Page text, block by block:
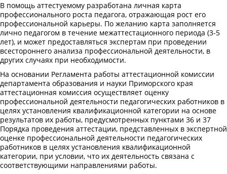
В помощь аттестуемому разработана личная карта
профессионального роста педагога, отражающая рост его
профессиональной карьеры. По желанию карта заполняется
лично педагогом в течение межаттестационного периода (3-5
лет), и может предоставляться экспертам при проведении
всестороннего анализа профессиональной деятельности, в
других случаях при необходимости.
На основании Регламента работы аттестационной комиссии
департамента образования и науки Приморского края
аттестационная комиссия осуществляет оценку
профессиональной деятельности педагогических работников в
целях установления квалификационной категории на основе
результатов их работы, предусмотренных пунктами 36 и 37
Порядка проведения аттестации, представленных в экспертной
оценке профессиональной деятельности педагогических
работников в целях установления квалификационной
категории, при условии, что их деятельность связана с
соответствующими направлениями работы.